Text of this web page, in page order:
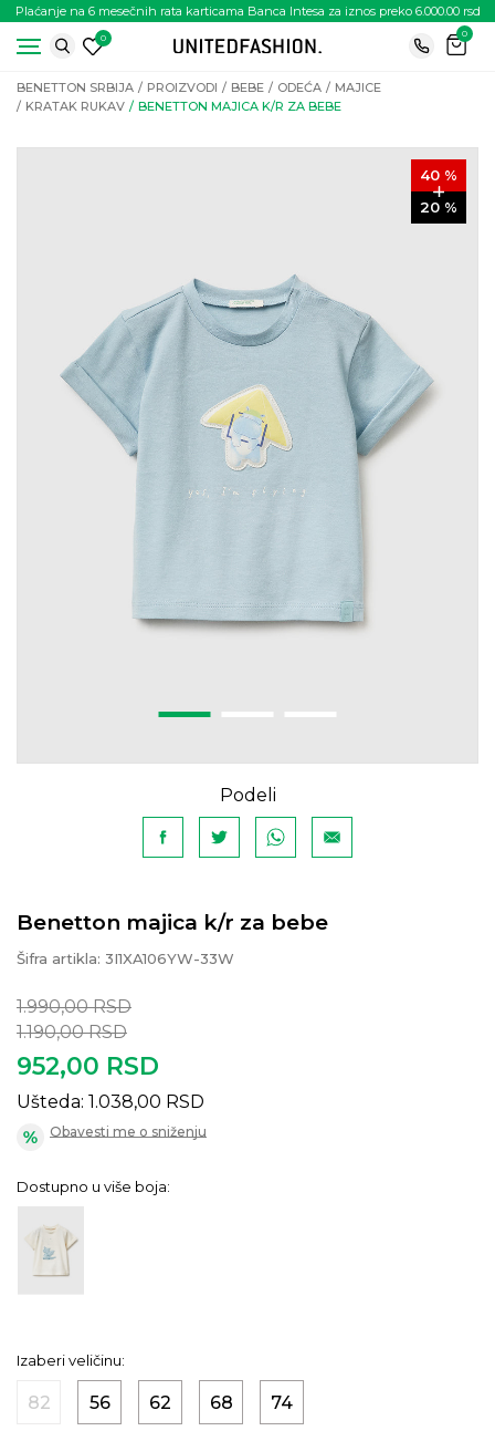
Plaćanje na 6 mesečnih rata karticama Banca Intesa za iznos preko 6.000.00 rsd
0
0
BENETTON SRBIJA PROIZVODI BEBE ODEĆA
MAJICE
KRATAK RUKAV
BENETTON MAJICA K/R ZA BEBE
40 %
20 %
Podeli
Benetton majica k/r za bebe
Šifra artikla: 3I1XA106YW-33W
1.990,00 RSD
1.190,00 RSD
952,00 RSD
Ušteda: 1.038,00 RSD
Obavesti me o sniženju
Dostupno u više boja:
Izaberi veličinu:
82 56 62 68 74